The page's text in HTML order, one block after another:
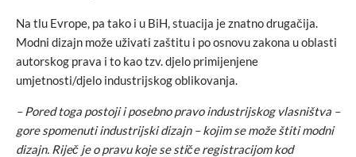
Na tlu Evrope, pa tako i u BiH, stuacija je znatno drugačija.
Modni dizajn može uživati zaštitu i po osnovu zakona u oblasti
autorskog prava i to kao tzv. djelo primijenjene
umjetnosti/djelo industrijskog oblikovanja.
– Pored toga postoji i posebno pravo industrijskog vlasništva –
gore spomenuti industrijski dizajn – kojim se može štiti modni
dizajn. Riječ je o pravu koje se stiče registracijom kod